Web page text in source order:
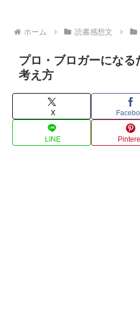
ホーム 読書感想文
プロ・ブロガーにな
考え方
X
LINE